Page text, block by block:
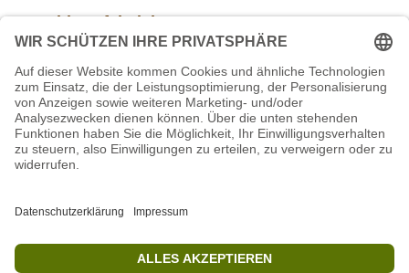
Widerrufsbelehrung
Aktuelle Stellenangebote
Mitarbeiter/in Technik im Projekt SCHWARZWALD
Geschäftsführung (w/m/d)